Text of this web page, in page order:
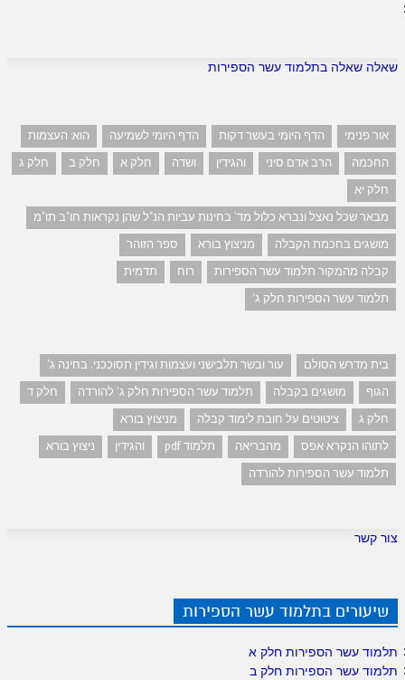
שאלה שאלה בתלמוד עשר הספירות
אור פנימי הדף היומי בעשר דקות הדף היומי לשמיעה
הוא: העצמות
החכמה
הרב אדם סיני והגידין ושדה חלק א חלק ב
חלק ג
חלק יא
מבאר שכל נאצל ונברא כלול מד' בחינות עביות הנ"ל שהן נקראות חו"ב תו"מ
מושגים בחכמת הקבלה
מניצוץ בורא
ספר הזוהר
קבלה מהמקור תלמוד עשר הספירות
רוח
תדמית
תלמוד עשר הספירות חלק ג'
בית מדרש הסולם
עור ובשר תלבישני ועצמות וגידין תסוככני. בחינה ג'
הגוף
מושגים בקבלה תלמוד עשר הספירות חלק ג' להורדה
חלק ד
חלק ג
ציטוטים על חובת לימוד קבלה
מניצוץ בורא
לתוהו הנקרא אפס
מהבריאה תלמוד pdf והגידין
ניצוץ בורא
תלמוד עשר הספירות להורדה
צור קשר
שיעורים בתלמוד עשר הספירות
תלמוד עשר הספירות חלק א
תלמוד עשר הספירות חלק ב